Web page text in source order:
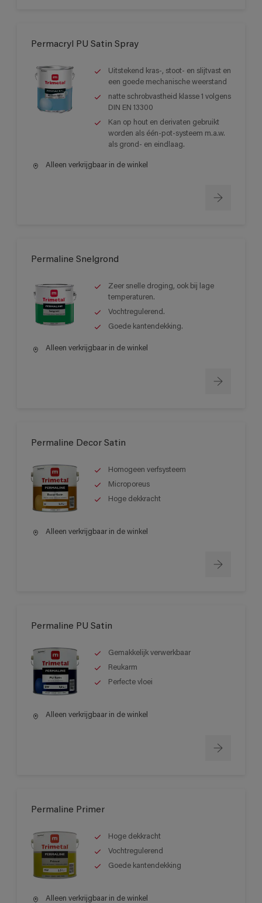
Permacryl PU Satin Spray
Uitstekend kras-, stoot- en slijtvast en
een goede mechanische weerstand
natte schrobvastheid klasse 1 volgens
DIN EN 13300
Kan op hout en derivaten gebruikt
worden als één-pot-systeem m.a.w.
als grond- en eindlaag.
Alleen verkrijgbaar in de winkel
Permaline Snelgrond
Zeer snelle droging, ook bij lage
temperaturen.
Vochtregulerend.
Goede kantendekking.
Alleen verkrijgbaar in de winkel
Permaline Decor Satin
Homogeen verfsysteem
Microporeus
Hoge dekkracht
Alleen verkrijgbaar in de winkel
Permaline PU Satin
Gemakkelijk verwerkbaar
Reukarm
Perfecte vloei
Alleen verkrijgbaar in de winkel
Permaline Primer
Hoge dekkracht
Vochtregulerend
Goede kantendekking
Alleen verkrijgbaar in de winkel